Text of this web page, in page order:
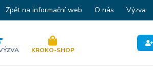
Zpět na informační web O nás Výzva
KROKO-SHOP